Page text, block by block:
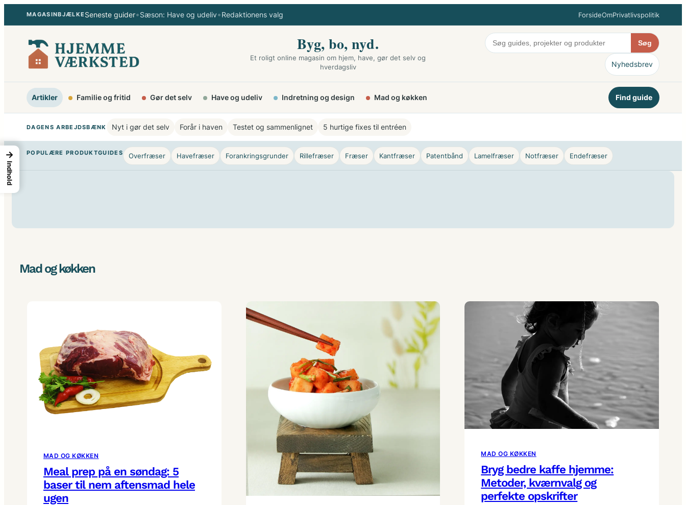
Spring
til
MAGASINBJÆLKE Seneste guider•Sæson: Have og udeliv•Redaktionens valg ForsideOmPrivatlivspolitik
Byg, bo, nyd.
Et roligt online magasin om hjem, have, gør det selv og
hverdagsliv
Søg
Nyhedsbrev
Artikler Familie og fritid Gør det selv Have og udeliv Indretning og design Mad og køkken Find guide
DAGENS ARBEJDSBÆNK Nyt i gør det selv Forår i haven Testet og sammenlignet 5 hurtige fixes til entréen
POPULÆRE PRODUKTGUIDES Overfræser Havefræser Forankringsgrunder Rillefræser Fræser Kantfræser Patentbånd Lamelfræser Notfræser Endefræser
Mad og køkken
MAD OG KØKKEN
Meal prep på en søndag: 5
baser til nem aftensmad hele
ugen
MAD OG KØKKEN
Bryg bedre kaffe hjemme:
Metoder, kværnvalg og
perfekte opskrifter
→
Indhold